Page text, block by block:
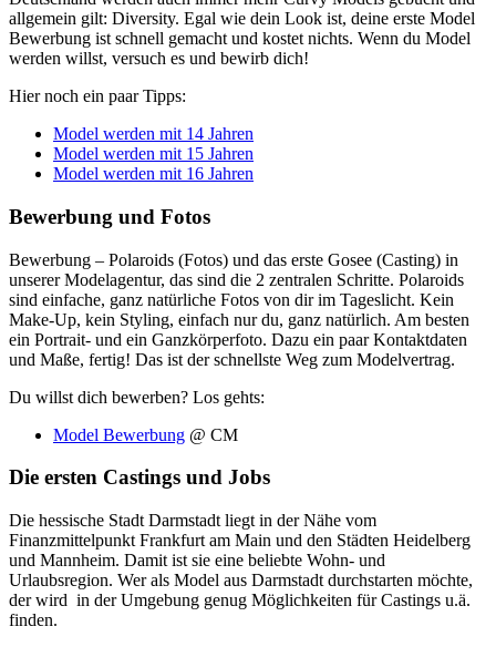
allgemein gilt: Diversity. Egal wie dein Look ist, deine erste Model
Bewerbung ist schnell gemacht und kostet nichts. Wenn du Model
werden willst, versuch es und bewirb dich!
Hier noch ein paar Tipps:
Model werden mit 14 Jahren
Model werden mit 15 Jahren
Model werden mit 16 Jahren
Bewerbung und Fotos
Bewerbung – Polaroids (Fotos) und das erste Gosee (Casting) in
unserer Modelagentur, das sind die 2 zentralen Schritte. Polaroids
sind einfache, ganz natürliche Fotos von dir im Tageslicht. Kein
Make-Up, kein Styling, einfach nur du, ganz natürlich. Am besten
ein Portrait- und ein Ganzkörperfoto. Dazu ein paar Kontaktdaten
und Maße, fertig! Das ist der schnellste Weg zum Modelvertrag.
Du willst dich bewerben? Los gehts:
Model Bewerbung @ CM
Die ersten Castings und Jobs
Die hessische Stadt Darmstadt liegt in der Nähe vom
Finanzmittelpunkt Frankfurt am Main und den Städten Heidelberg
und Mannheim. Damit ist sie eine beliebte Wohn- und
Urlaubsregion. Wer als Model aus Darmstadt durchstarten möchte,
der wird in der Umgebung genug Möglichkeiten für Castings u.ä.
finden.